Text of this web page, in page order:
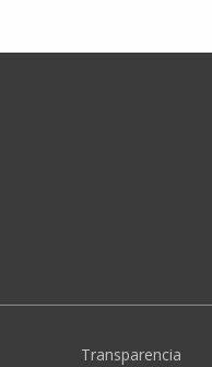
Transparencia